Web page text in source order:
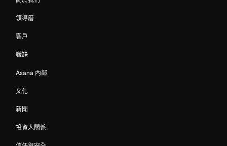
領導層
客戶
職缺
Asana 內部
文化
新聞
投資人關係